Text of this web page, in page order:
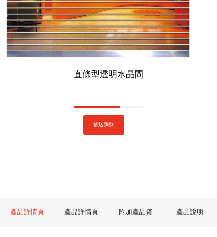
直條型透明水晶閘
發送詢盤
產品詳情頁 產品詳情頁 附加產品資 產品說明